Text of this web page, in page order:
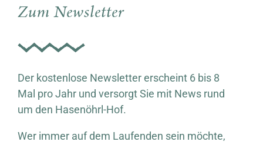
Zum Newsletter
Der kostenlose Newsletter erscheint 6 bis 8
Mal pro Jahr und versorgt Sie mit News rund
um den Hasenöhrl-Hof.
Wer immer auf dem Laufenden sein möchte,